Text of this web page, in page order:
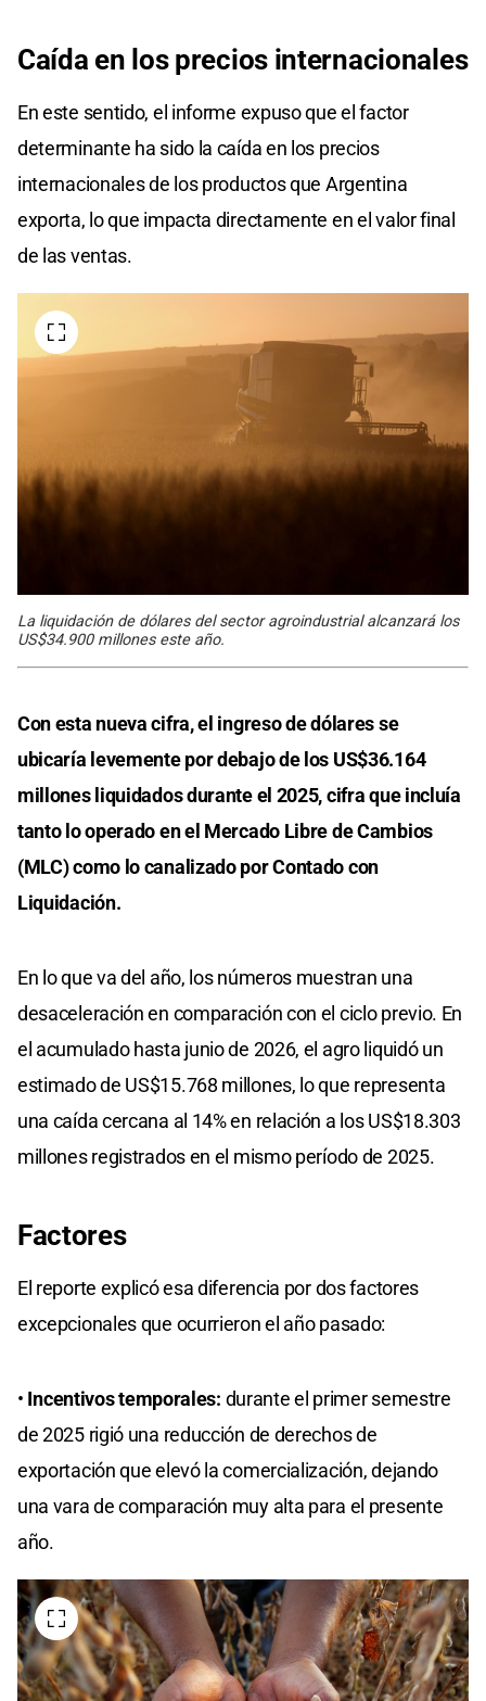
Caída en los precios internacionales
En este sentido, el informe expuso que el factor
determinante ha sido la caída en los precios
internacionales de los productos que Argentina
exporta, lo que impacta directamente en el valor final
de las ventas.
La liquidación de dólares del sector agroindustrial alcanzará los
US$34.900 millones este año.
Con esta nueva cifra, el ingreso de dólares se
ubicaría levemente por debajo de los US$36.164
millones liquidados durante el 2025, cifra que incluía
tanto lo operado en el Mercado Libre de Cambios
(MLC) como lo canalizado por Contado con
Liquidación.
En lo que va del año, los números muestran una
desaceleración en comparación con el ciclo previo. En
el acumulado hasta junio de 2026, el agro liquidó un
estimado de US$15.768 millones, lo que representa
una caída cercana al 14% en relación a los US$18.303
millones registrados en el mismo período de 2025.
Factores
El reporte explicó esa diferencia por dos factores
excepcionales que ocurrieron el año pasado:
• Incentivos temporales: durante el primer semestre
de 2025 rigió una reducción de derechos de
exportación que elevó la comercialización, dejando
una vara de comparación muy alta para el presente
año.